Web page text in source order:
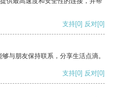
支持[0] 反对[0]
与朋友保持联系，分享生活点滴。
支持[0] 反对[0]